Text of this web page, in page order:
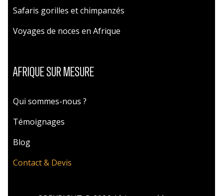
Safaris gorilles et chimpanzés
Voyages de noces en Afrique
AFRIQUE SUR MESURE
Qui sommes-nous ?
Témoignages
Blog
Contact & Devis